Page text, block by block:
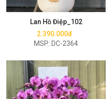
Lan Hồ Điệp_102
2.390.000đ
MSP: DC-2364
Mua ngay